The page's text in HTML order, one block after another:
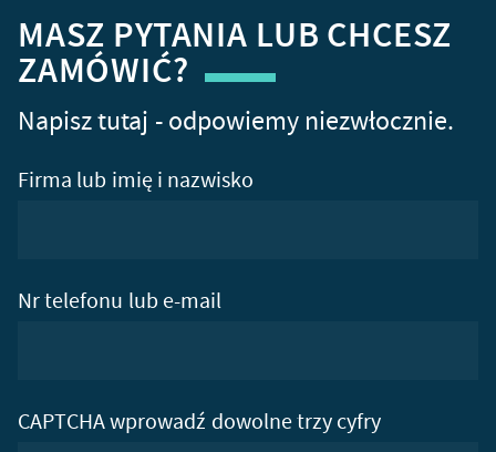
MASZ PYTANIA LUB CHCESZ
ZAMÓWIĆ?
Napisz tutaj - odpowiemy niezwłocznie.
Firma lub imię i nazwisko
Nr telefonu lub e-mail
CAPTCHA wprowadź dowolne trzy cyfry